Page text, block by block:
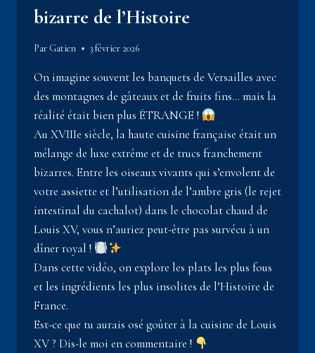
bizarre de l’Histoire
Par Gatien 3 février 2026
On imagine souvent les banquets de Versailles avec
des montagnes de gâteaux et de fruits fins… mais la
réalité était bien plus ÉTRANGE !
Au XVIIIe siècle, la haute cuisine française était un
mélange de luxe extrême et de trucs franchement
bizarres. Entre les oiseaux vivants qui s’envolent de
votre assiette et l’utilisation de l’ambre gris (le rejet
intestinal du cachalot) dans le chocolat chaud de
Louis XV, vous n’auriez peut-être pas survécu à un
dîner royal !
Dans cette vidéo, on explore les plats les plus fous
et les ingrédients les plus insolites de l’Histoire de
France.
Est-ce que tu aurais osé goûter à la cuisine de Louis
XV ? Dis-le moi en commentaire !